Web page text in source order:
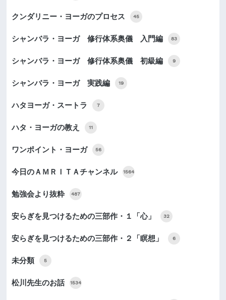
クンダリニー・ヨーガのプロセス 45
シャンバラ・ヨーガ 修行体系奥儀 入門編 83
シャンバラ・ヨーガ 修行体系奥儀 初級編 9
シャンバラ・ヨーガ 実践編 19
ハタヨーガ・スートラ 7
ハタ・ヨーガの教え 11
ワンポイント・ヨーガ 56
今日のＡＭＲＩＴＡチャンネル 1564
勉強会より抜粋 487
安らぎを見つけるための三部作・１「心」 32
安らぎを見つけるための三部作・２「瞑想」 6
未分類 5
松川先生のお話 1534